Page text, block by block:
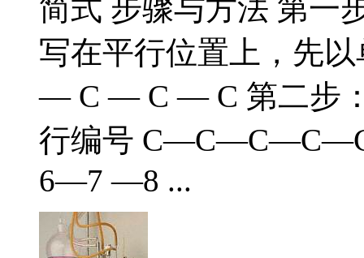
简式 步骤与方法 第一
写在平行位置上，先
— C — C — C 第二步
行编号
6—7 —8 ...